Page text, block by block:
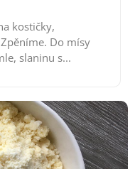
kostičky,
Do mísy
slaninu s...